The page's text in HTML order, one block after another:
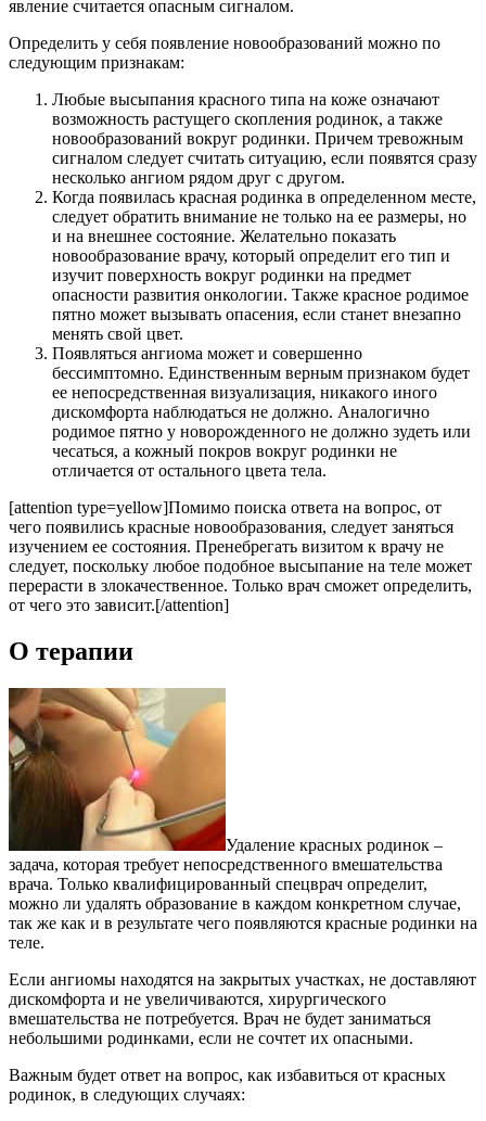
явление считается опасным сигналом.
Определить у себя появление новообразований можно по
следующим признакам:
Любые высыпания красного типа на коже означают
возможность растущего скопления родинок, а также
новообразований вокруг родинки. Причем тревожным
сигналом следует считать ситуацию, если появятся сразу
несколько ангиом рядом друг с другом.
Когда появилась красная родинка в определенном месте,
следует обратить внимание не только на ее размеры, но
и на внешнее состояние. Желательно показать
новообразование врачу, который определит его тип и
изучит поверхность вокруг родинки на предмет
опасности развития онкологии. Также красное родимое
пятно может вызывать опасения, если станет внезапно
менять свой цвет.
Появляться ангиома может и совершенно
бессимптомно. Единственным верным признаком будет
ее непосредственная визуализация, никакого иного
дискомфорта наблюдаться не должно. Аналогично
родимое пятно у новорожденного не должно зудеть или
чесаться, а кожный покров вокруг родинки не
отличается от остального цвета тела.
[attention type=yellow]Помимо поиска ответа на вопрос, от
чего появились красные новообразования, следует заняться
изучением ее состояния. Пренебрегать визитом к врачу не
следует, поскольку любое подобное высыпание на теле может
перерасти в злокачественное. Только врач сможет определить,
от чего это зависит.[/attention]
О терапии
Удаление красных родинок –
задача, которая требует непосредственного вмешательства
врача. Только квалифицированный спецврач определит,
можно ли удалять образование в каждом конкретном случае,
так же как и в результате чего появляются красные родинки на
теле.
Если ангиомы находятся на закрытых участках, не доставляют
дискомфорта и не увеличиваются, хирургического
вмешательства не потребуется. Врач не будет заниматься
небольшими родинками, если не сочтет их опасными.
Важным будет ответ на вопрос, как избавиться от красных
родинок, в следующих случаях: